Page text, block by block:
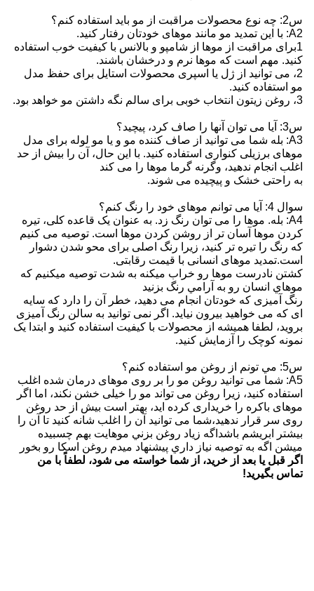
س2: چه نوع محصولات مراقبت از مو باید استفاده کنم؟
A2: با این تمدید مو مانند موهای خودتان رفتار کنید.
1برای مراقبت از موها از شامپو و بالانس با کیفیت خوب استفاده
کنید. مهم است که موها نرم و درخشان باشند.
2، می توانید از ژل یا اسپری محصولات استایل برای حفظ مدل
مو استفاده کنید.
3، روغن زیتون انتخاب خوبی برای سالم نگه داشتن مو خواهد بود.
س3: آیا می توان آنها را صاف کرد، پیچید؟
A3: بله شما می توانید از صاف کننده مو و یا مو لوله برای مدل
موهای برزیلی کنواری استفاده کنید. با این حال، آن را بیش از حد
اغلب انجام ندهید، وگرنه گرما موها را می کند
به راحتی خشک و پیچیده می شوند.
سوال 4: آیا می توانم موهای خود را رنگ کنم؟
A4: بله. موها را می توان رنگ زد. به عنوان یک قاعده کلی، تیره
کردن موها آسان تر از روشن کردن موها است. توصیه می کنیم
که رنگ را تیره تر کنید، زیرا رنگ اصلی برای محو شدن دشوار
است.تمدید موهای انسانی با قیمت رقابتی.
کشتن نادرست موها رو خراب ميکنه به شدت توصيه ميکنيم که
موهاي انسان رو به آرامي رنگ بزنيد
رنگ آمیزی که خودتان انجام می دهید، خطر آن را دارد که سایه
ای که می خواهید بیرون نیاید. اگر نمی توانید به سالن رنگ آمیزی
بروید، لطفا همیشه از محصولات با کیفیت استفاده کنید و ابتدا یک
نمونه کوچک را آزمایش کنید.
س5: مي تونم از روغن مو استفاده کنم؟
A5: شما می توانید روغن مو را بر روی موهای درمان شده اغلب
استفاده کنید، زیرا روغن می تواند مو را خیلی خشن نکند، اما اگر
موهای باکره را خریداری کرده اید، بهتر است بیش از حد روغن
روی سر قرار ندهید،شما می توانید آن را اغلب شانه کنید تا آن را
بیشتر ابریشم باشداگه زياد روغن بزني موهايت بهم چسبيده
ميشن اگه به توصيه نياز داري پيشنهاد ميدم روغن اسکا رو بخور
اگر قبل یا بعد از خرید، از شما خواسته می شود، لطفاً با من
تماس بگیرید!